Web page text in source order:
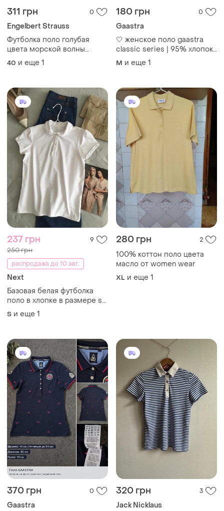
311 грн 0
Engelbert Strauss
Футболка поло голубая
цвета морской волны
размер l xl недорого
40 и еще 1
180 грн 0
Gaastra
🤍 женское поло gaastra
classic series | 95% хлопок |
lM и еще 1
237 грн 9
250 грн
распродажа до 10 авг.
Next
Базовая белая футболка
поло в хлопке в размере s/
м
S и еще 1
280 грн 2
100% коттон поло цвета
масло от women wear
XL и еще 1
370 грн 0
Gaastra
320 грн 3
Jack Nicklaus